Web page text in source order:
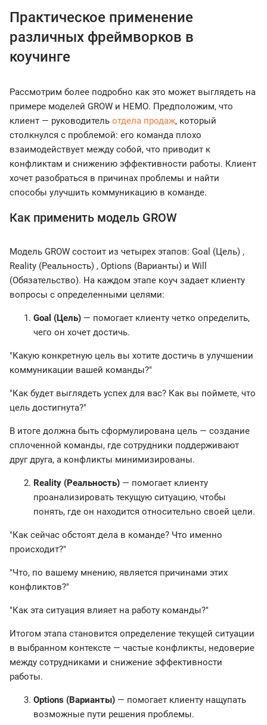
Практическое применение
различных фреймворков в
коучинге
Рассмотрим более подробно как это может выглядеть на
примере моделей GROW и НЕМО. Предположим, что
клиент — руководитель отдела продаж, который
столкнулся с проблемой: его команда плохо
взаимодействует между собой, что приводит к
конфликтам и снижению эффективности работы. Клиент
хочет разобраться в причинах проблемы и найти
способы улучшить коммуникацию в команде.
Как применить модель GROW
Модель GROW состоит из четырех этапов: Goal (Цель) ,
Reality (Реальность) , Options (Варианты) и Will
(Обязательство). На каждом этапе коуч задает клиенту
вопросы с определенными целями:
Goal (Цель) — помогает клиенту четко определить,
чего он хочет достичь.
"Какую конкретную цель вы хотите достичь в улучшении
коммуникации вашей команды?"
"Как будет выглядеть успех для вас? Как вы поймете, что
цель достигнута?"
В итоге должна быть сформулирована цель — создание
сплоченной команды, где сотрудники поддерживают
друг друга, а конфликты минимизированы.
Reality (Реальность) — помогает клиенту
проанализировать текущую ситуацию, чтобы
понять, где он находится относительно своей цели.
"Как сейчас обстоят дела в команде? Что именно
происходит?"
"Что, по вашему мнению, является причинами этих
конфликтов?"
"Как эта ситуация влияет на работу команды?"
Итогом этапа становится определение текущей ситуации
в выбранном контексте — частые конфликты, недоверие
между сотрудниками и снижение эффективности
работы.
Options (Варианты) — помогает клиенту нащупать
возможные пути решения проблемы.